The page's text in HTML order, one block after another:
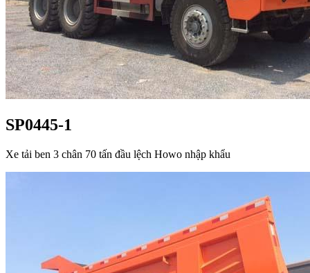
SP0445-1
Xe tải ben 3 chân 70 tấn đầu lệch Howo nhập khẩu